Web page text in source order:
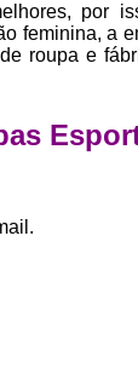
por
feminina, a
roupa e